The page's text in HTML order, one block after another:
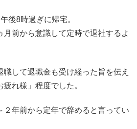
後8時過ぎに帰宅。
月前から意識して定時で退社するよ
して退職金も受け経った旨を伝え
れ様」程度でした。
２年前から定年で辞めると言ってい